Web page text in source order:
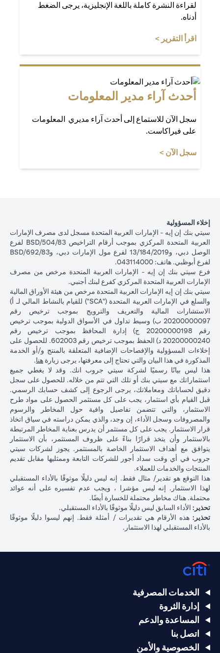
لقراءة النشرة كاملة باللغة الإنجليزية، يرجى الضغط
أدناه.
اقرأ التقرير >
أحدث آراء مدير المعلومات
سجل الآن للاستماع إلى أحدث آراء مديري المعلومات
على فيراكاست.
سجل الآن >
إخلاء المسؤولية
سيتي بنك إن إيه - الإمارات العربية المتحدة مسجل لدى مصرف الإمارات
العربية المتحدة المركزي بموجب أرقام التراخيص BSD/504/83 لفرع
الوصل دبي، و13/184/2019 لفرع مول الإمارات دبي، وBSD/692/83
لفرع أبوظبي. هاتف: 043114000.
فرع سيتي بنك إن إيه - الإمارات العربية المتحدة مرخص من مصرف
الإمارات العربية المتحدة المركزي كفرع لبنك أجنبي.
سيتي بنك إن إيه الإمارات العربية المتحدة مرخص من هيئة الأوراق المالية
والسلع في الإمارات العربية المتحدة ("SCA") للقيام بالنشاط المالي لـ أ)
الاستشارات المالية والتعريف والترويج بموجب ترخيص رقم
20200000097 ب) وسيط تداول في الأسواق الدولية بموجب ترخيص
رقم 20200000198 ج) إدارة المحافظ بموجب ترخيص رقم
20200000240 د) الحفظ بموجب ترخيص رقم 602003. للحصول على
إخلاءات المسؤولية والإفصاحات الإضافية المتعلقة بالمنتج و/أو الخدمة
المذكورة في هذا البيان والتي تحتاج إلى معرفتها، يرجى زيارة هنا.
هذا ليس بيانًا رسميًا لشركة سيتي جروب انك. وقد لا يغطي جميع
استثماراتك مع سيتي بنك أو تلك التي تتم من خلاله. للحصول على سجل
دقيق لحساباتك ومعاملاتك، يرجى الرجوع إلى كشف حسابك الرسمي.
قبل القيام بأي استثمار، يجب على كل مستثمر الحصول على مواد طرح
الاستثمار، والتي تتضمن تفاصيل وافية حول المخاطر والرسوم
والمصروفات وسجل الأداء، إن وجد، والذي يمكن دراسته في سياق اتخاذ
قرار الاستثمار. يجب على كل مستثمر أن يدرس بعناية المخاطر المرتبطة
بالاستثمار وأن يتخذ قرارًا بناءً على ظروف المستثمر، بأن الاستثمار
يتوافق مع أهداف الاستثمار الخاصة بالمستثمر. يجوز لشركات سيتي
جروب في أي وقت سداد أجور للشركات التابعة وممثليها مقابل تقديم
المنتجات والخدمات للعملاء.
هذا التوقع هو تقدير/ مثال فقط. إنه ليس دليلًا موثوقًا بالأداء المستقبلي
لهذا الاستثمار. إنه ليس مؤشرا ، ويجب عدم تفسيره على أنه عوائد
محتملة. هناك مخاطر محتملة للخسارة أيضًا.
تحذير: الأداء السابق ليس دليلًا موثوقًا بالأداء المستقبلي.
تحذير: هذه الأرقام هي تقديرات / أمثلة فقط. إنهم ليسوا دليلًا موثوقًا
بالأداء المستقبلي لهذا الاستثمار.
الخدمات المصرفية
إدارة الثروة
المساعدة والدعم
اتصل بنا
الخصوصية والأمن